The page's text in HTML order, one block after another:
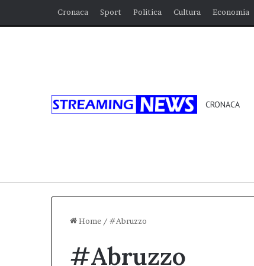
Cronaca Sport Politica Cultura Economia
CRONACA
Home / #Abruzzo
#Abruzzo